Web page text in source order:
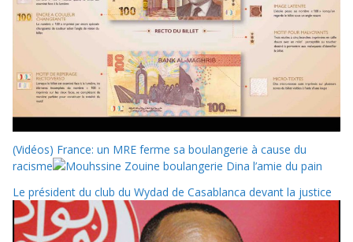
(Vidéos) France: un MRE ferme sa boulangerie à cause du
racisme
Le président du club du Wydad de Casablanca devant la justice